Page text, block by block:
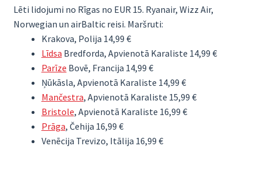
Lēti lidojumi no Rīgas no EUR 15. Ryanair, Wizz Air,
Norwegian un airBaltic reisi. Maršruti:
Krakova, Polija 14,99 €
Līdsa Bredforda, Apvienotā Karaliste 14,99 €
Parīze Bovē, Francija 14,99 €
Ņūkāsla, Apvienotā Karaliste 14,99 €
Mančestra, Apvienotā Karaliste 15,99 €
Bristole, Apvienotā Karaliste 16,99 €
Prāga, Čehija 16,99 €
Venēcija Trevizo, Itālija 16,99 €